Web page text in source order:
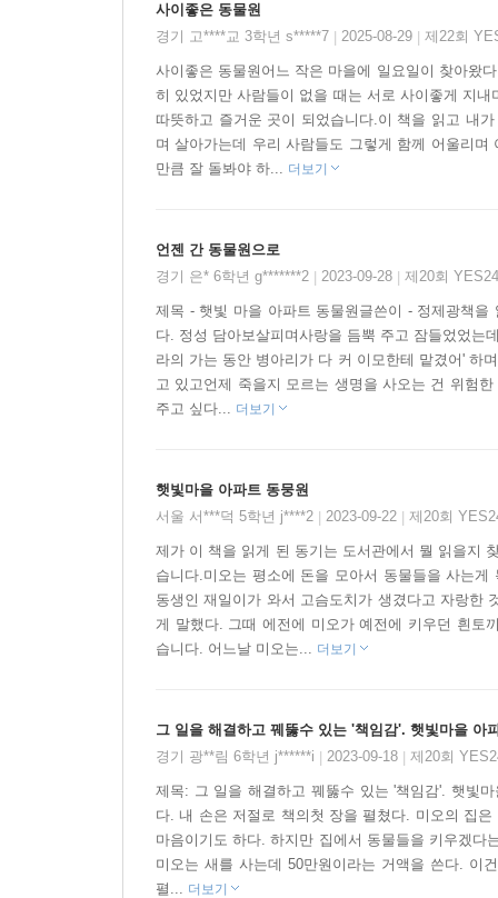
다양한 동물들을 기르게 되고, 아파트 베란다
키우는 데 필요한 돈을 버느라 정작 동물을 보살
곤란한 상황에 빠진다.
결국 미오는 자신이 동물들을 돌볼 수 없는 상
동물의 행복이 중요하다는 것을 알게 되고, 가
지켜보면서 자신의 내면도 조금씩 성숙해 가는 경
생각하는 힘을 키워 주는 이야기
『햇빛마을 아파트 동물원』은 요즘 어린이들
기르는 문제를 두고 여러 번 토론을 벌인다. 미
어려우므로 동물원이 필요하다는 의견을 내세
인물들의 입을 통해 양쪽 의견을 자세히 소개
생각하는 힘을 키울 수 있을 것이다. 여럿이서 함
또 다른 즐거움이 될 것이다.
사이좋은 동물원
경기 고****교 3학년 s*****7
2025-08-29 제22회
사이좋은 동물원어느 작은 마을에 일요일이 찾아왔
히 있었지만 사람들이 없을 때는 서로 사이좋게 지
따뜻하고 즐거운 곳이 되었습니다.이 책을 읽고 내
며 살아가는데 우리 사람들도 그렇게 함께 어울리
만큼 잘 돌봐야 하... 더보기
언젠 간 동물원으로
경기 은* 6학년 g*******2
2023-09-28 제20회
제목 - 햇빛 마을 아파트 동물원글쓴이 - 정제광책
다. 정성 담아보살피며사랑을 듬뿍 주고 잠들었었는
라의 가는 동안 병아리가 다 커 이모한테 맡겼어' 하
고 있고언제 죽을지 모르는 생명을 사오는 건 위험
주고 싶다... 더보기
햇빛마을 아파트 동뭉원
서울 서***덕 5학년 j****2
2023-09-22 제20회
제가 이 책을 읽게 된 동기는 도서관에서 뭘 읽을지
습니다.미오는 평소에 돈을 모아서 동물들을 사는
동생인 재일이가 와서 고슴도치가 생겼다고 자랑한
게 말했다. 그때 에전에 미오가 예전에 키우던 흰토
습니다. 어느날 미오는... 더보기
그 일을 해결하고 꿰뚫수 있는 '책임감'. 햇빛마을 아
경기 광**림 6학년 j******i
2023-09-18 제20회
제목: 그 일을 해결하고 꿰뚫수 있는 '책임감'. 햇빛
다. 내 손은 저절로 책의첫 장을 펼쳤다. 미오의 집
마음이기도 하다. 하지만 집에서 동물들을 키우겠
미오는 새를 사는데 50만원이라는 거액을 쓴다. 이
펼... 더보기